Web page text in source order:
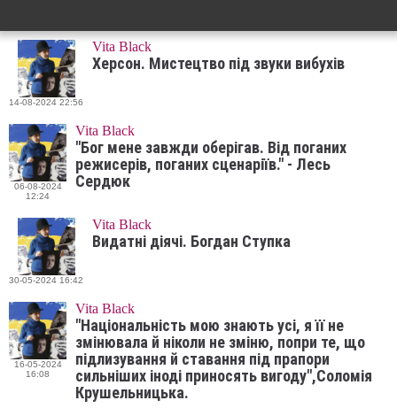
14-08-2024 22:56
Vita Black
Херсон. Мистецтво під звуки вибухів
06-08-2024
12:24
Vita Black
"Бог мене завжди оберігав. Від поганих
режисерів, поганих сценаріїв." - Лесь
Сердюк
30-05-2024 16:42
Vita Black
Видатні діячі. Богдан Ступка
16-05-2024
16:08
Vita Black
"Національність мою знають усі, я її не
змінювала й ніколи не зміню, попри те, що
підлизування й ставання під прапори
сильніших іноді приносять вигоду",Соломія
Крушельницька.